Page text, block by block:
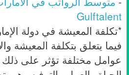
Gulftalent
*تكلفة المعيشة في دولة
فيما يتعلق بتكلفة المعيشة
عوامل مختلفة تؤثر على ذلك